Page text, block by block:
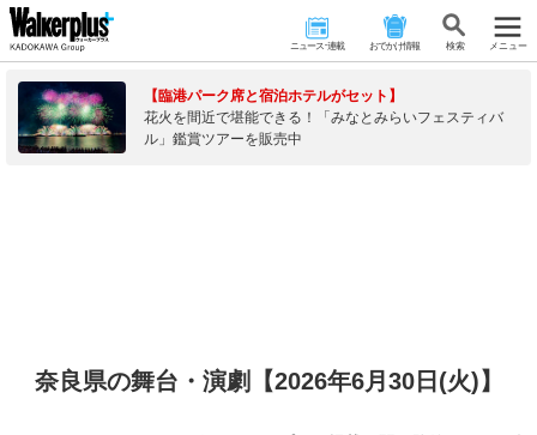
ニュース･連載 おでかけ情報 検 索 メニュー
【臨港パーク席と宿泊ホテルがセット】
花火を間近で堪能できる！「みなとみらいフェスティバ
ル」鑑賞ツアーを販売中
奈良県の舞台・演劇【2026年6月30日(火)】